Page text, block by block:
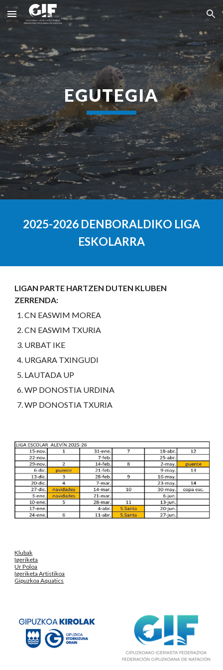
Skip to main content Skip to navigation
EGUTEGIA
2025-2026 DENBORALDIKO LIGA
ESKOLARRA
LIGAN PARTE HARTZEN DUTEN KLUBEN
ZERRENDA:
CN EASWIM MOREA
CN EASWIM TXURIA
URBAT IKE
URGARA TXINGUDI
LAUTADA UP
WP DONOSTIA URDINA
WP DONOSTIA TXURIA
Klubak
Igeriketa
Ur Poloa
Igeriketa Artistikoa
Gipuzkoa Aquatics